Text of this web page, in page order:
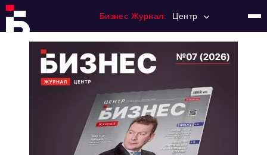
Бизнес Журнал: Центр